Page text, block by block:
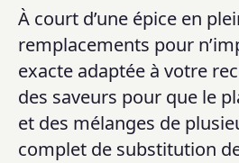
À court d’une épice en
remplacements pour
exacte adaptée à votre
des saveurs pour que le
et des mélanges de
complet de substitution